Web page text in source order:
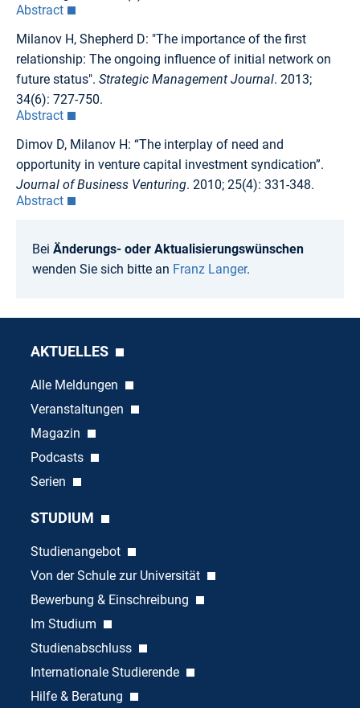
Abstract
Milanov H, Shepherd D: "The importance of the first
relationship: The ongoing influence of initial network on
future status". Strategic Management Journal. 2013;
34(6): 727-750.
Abstract
Dimov D, Milanov H: “The interplay of need and
opportunity in venture capital investment syndication”.
Journal of Business Venturing. 2010; 25(4): 331-348.
Abstract
Bei Änderungs- oder Aktualisierungswünschen
wenden Sie sich bitte an Franz Langer.
AKTUELLES
Alle Meldungen
Veranstaltungen
Magazin
Podcasts
Serien
STUDIUM
Studienangebot
Von der Schule zur Universität
Bewerbung & Einschreibung
Im Studium
Studienabschluss
Internationale Studierende
Hilfe & Beratung